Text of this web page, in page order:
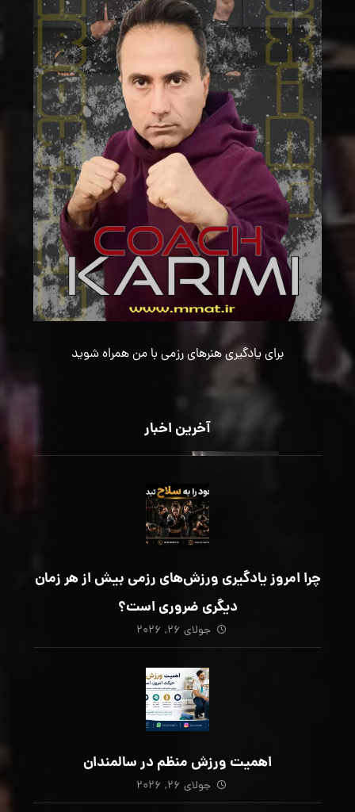
برای یادگیری هنرهای رزمی با من همراه شوید
آخرین اخبار
چرا امروز یادگیری ورزش‌های رزمی بیش از هر زمان
دیگری ضروری است؟
جولای ۲۶, ۲۰۲۶
اهمیت ورزش منظم در سالمندان
جولای ۲۶, ۲۰۲۶